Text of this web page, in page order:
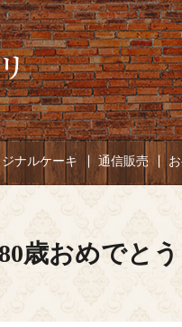
ナルケーキ 通信販売
歳おめでとう